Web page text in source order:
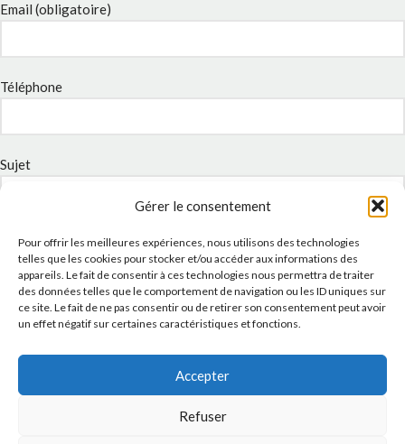
Gérer le consentement
Pour offrir les meilleures expériences, nous utilisons des technologies
telles que les cookies pour stocker et/ou accéder aux informations des
appareils. Le fait de consentir à ces technologies nous permettra de traiter
des données telles que le comportement de navigation ou les ID uniques sur
ce site. Le fait de ne pas consentir ou de retirer son consentement peut avoir
un effet négatif sur certaines caractéristiques et fonctions.
Accepter
Refuser
Email (obligatoire)
Téléphone
Sujet
Message